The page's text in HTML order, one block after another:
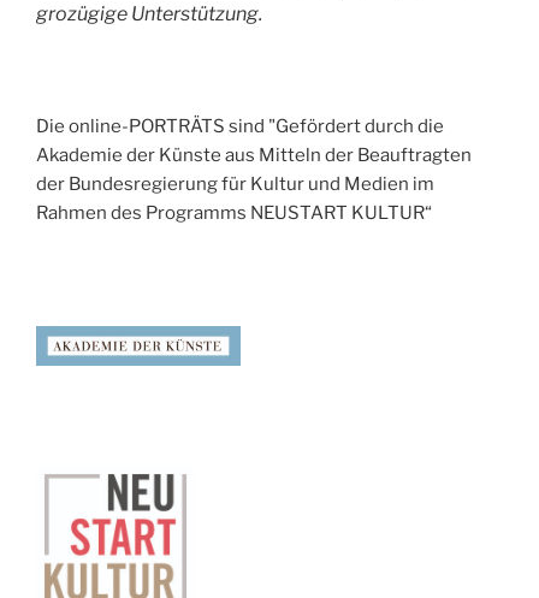
grozügige Unterstützung.
Die online-PORTRÄTS sind "Gefördert durch die
Akademie der Künste aus Mitteln der Beauftragten
der Bundesregierung für Kultur und Medien im
Rahmen des Programms NEUSTART KULTUR“